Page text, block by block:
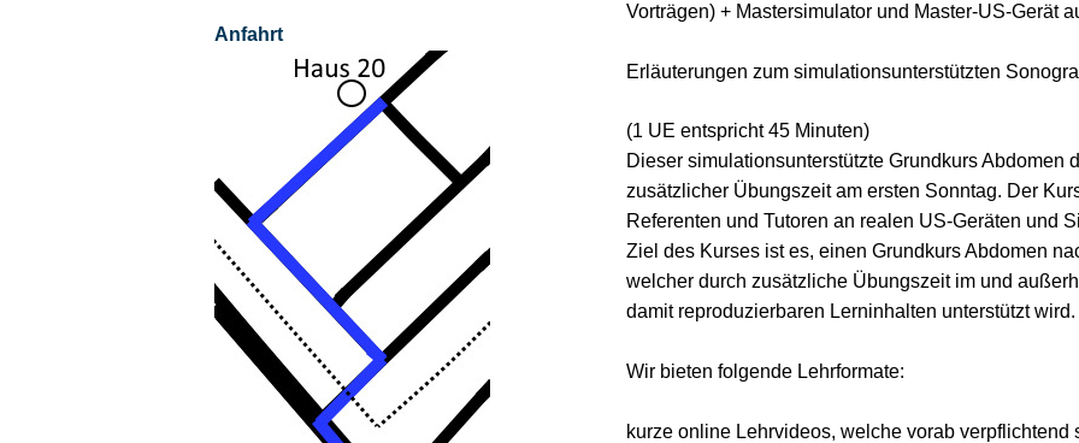
Anfahrt
Vorträgen) + Mastersimulator und Master-US-Gerät
Erläuterungen zum simulationsunterstützten
(1 UE entspricht 45 Minuten)
Dieser simulationsunterstützte Grundkurs Abdomen
zusätzlicher Übungszeit am ersten Sonntag. Der
Referenten und Tutoren an realen US-Geräten und
Ziel des Kurses ist es, einen Grundkurs Abdomen
welcher durch zusätzliche Übungszeit im und
damit reproduzierbaren Lerninhalten unterstützt wird.
Wir bieten folgende Lehrformate:
kurze online Lehrvideos, welche vorab verpflichtend